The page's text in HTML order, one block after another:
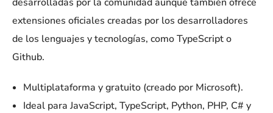
extensiones oficiales creadas por los desarrolladores
de los lenguajes y tecnologías, como TypeScript o
Github.
Multiplataforma y gratuito (creado por Microsoft).
Ideal para JavaScript, TypeScript, Python, PHP, C# y